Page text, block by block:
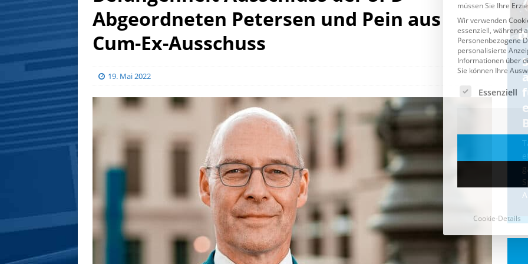
Abgeordneten Petersen und Pein aus
Cum-Ex-Ausschuss
19. Mai 2022
CDU & Ampel wollen nach
der Wahl wieder Afghanen
Asylmoratorium!
Die Bundesregierung und die CDU
halten die Wähler für dumm! Weil die
Stimmung wegen der von Afghanen
verübten Anschläge kippte, wurden die
Flüge vor der[...]
Cookie-Details